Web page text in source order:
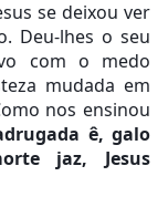
se deixou ver
Deu-lhes o seu
com o medo
mudada em
nos ensinou
ê, galo
jaz, Jesus